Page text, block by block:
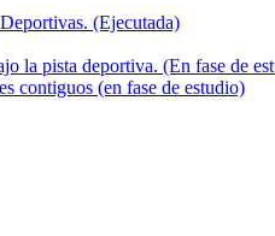
(Ejecutada)
la pista deportiva. (En fase de
contiguos (en fase de estudio)